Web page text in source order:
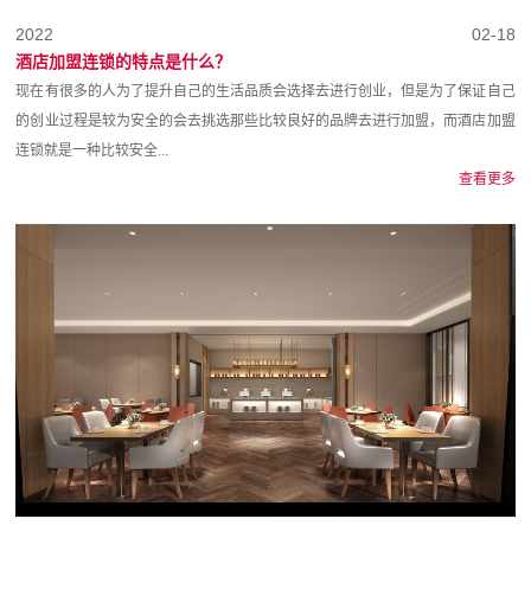
02-18
2022
酒店加盟连锁的特点是什么？
现在有很多的人为了提升自己的生活品质会选择去进行创业，但是为了保证自己
的创业过程是较为安全的会去挑选那些比较良好的品牌去进行加盟，而酒店加盟
连锁就是一种比较安全...
查看更多